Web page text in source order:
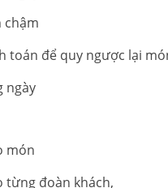
chậm
toán để quy ngược lại
ngày
món
từng đoàn khách,